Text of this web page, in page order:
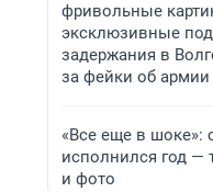
фривольные
эксклюзивные
задержания в
за фейки об армии
«Все еще в шоке»:
исполнился год —
и фото